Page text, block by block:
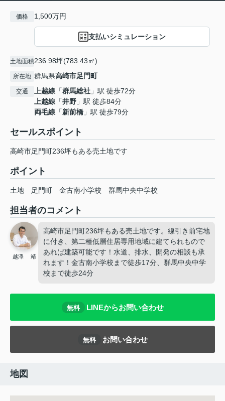
価格 1,500万円
支払いシミュレーション
土地面積236.98坪(783.43㎡)
所在地 群馬県高崎市足門町
交通 上越線 「群馬総社 」駅 徒歩72分
上越線 「井野 」駅 徒歩84分
両毛線 「新前橋 」駅 徒歩79分
セールスポイント
高崎市足門町236坪もある売土地です
ポイント
土地 足門町 金古南小学校 群馬中央中学校
担当者のコメント
越澤 靖
高崎市足門町236坪もある売土地です。線引き前宅地
に付き、第二種低層住居専用地域に建てられもので
あれば建築可能です！水道、排水、開発の相談も承
れます！金古南小学校まで徒歩17分、群馬中央中学
校まで徒歩24分
無料 LINEからお問い合わせ
無料 お問い合わせ
地図